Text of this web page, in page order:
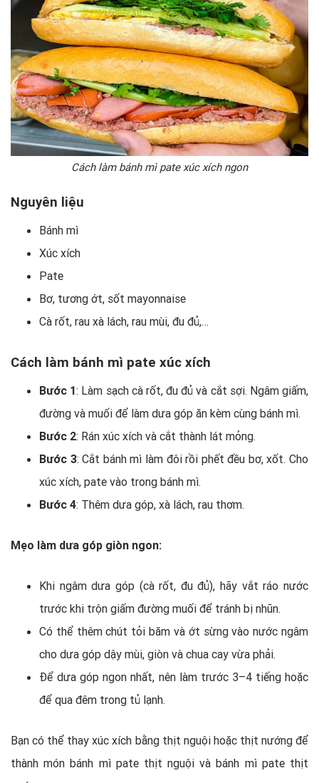
Cách làm bánh mì pate xúc xích ngon
Nguyên liệu
Bánh mì
Xúc xích
Pate
Bơ, tương ớt, sốt mayonnaise
Cà rốt, rau xà lách, rau mùi, đu đủ,…
Cách làm bánh mì pate xúc xích
Bước 1: Làm sạch cà rốt, đu đủ và cắt sợi. Ngâm giấm,
đường và muối để làm dưa góp ăn kèm cùng bánh mì.
Bước 2: Rán xúc xích và cắt thành lát mỏng.
Bước 3: Cắt bánh mì làm đôi rồi phết đều bơ, xốt. Cho
xúc xích, pate vào trong bánh mì.
Bước 4: Thêm dưa góp, xà lách, rau thơm.
Mẹo làm dưa góp giòn ngon:
Khi ngâm dưa góp (cà rốt, đu đủ), hãy vắt ráo nước
trước khi trộn giấm đường muối để tránh bị nhũn.
Có thể thêm chút tỏi băm và ớt sừng vào nước ngâm
cho dưa góp dậy mùi, giòn và chua cay vừa phải.
Để dưa góp ngon nhất, nên làm trước 3–4 tiếng hoặc
để qua đêm trong tủ lạnh.
Bạn có thể thay xúc xích bằng thịt nguội hoặc thịt nướng để
thành món bánh mì pate thịt nguội và bánh mì pate thịt